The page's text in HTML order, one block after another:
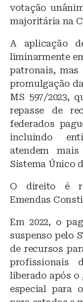
votação
majoritária na
A aplicação
liminarmente
patronais,
promulgação da
MS 597/2023,
repasse de
federados
incluindo
atendem
Sistema Único
O direito é
Emendas
Em 2022, o
suspenso pelo
de recursos
profissionais
liberado após
especial para